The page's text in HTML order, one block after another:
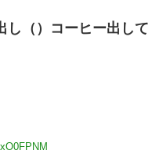
し（）コーヒー出して